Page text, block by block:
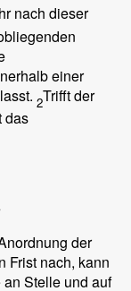
nach dieser
einer
2Trifft der
das
der
Frist nach, kann
Stelle und auf